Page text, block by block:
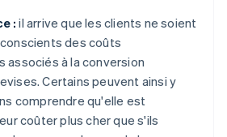
: il arrive que les clients ne soient
des coûts
associés à la conversion
Certains peuvent ainsi y
comprendre qu'elle est
coûter plus cher que s'ils